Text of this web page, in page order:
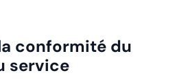
conformité du
service